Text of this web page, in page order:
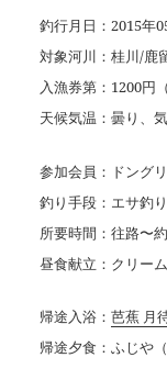
釣行月日：2015年
対象河川：桂川/鹿
入漁券第：1200円
天候気温：曇り、
参加会員：ドング
釣り手段：エサ釣
所要時間：往路〜
昼食献立：クリー
帰途入浴： 芭蕉 月
帰途夕食：ふじや